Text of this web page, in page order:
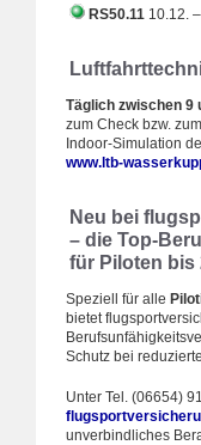
RS50.11 10.12.
Täglich zwischen 9
zum Check bzw.
Indoor-Simulation
www.ltb-
Neu bei
– die Top-
für Piloten bis
Speziell für alle
bietet
Schutz bei
Unter Tel. (06654)
unverbindliches